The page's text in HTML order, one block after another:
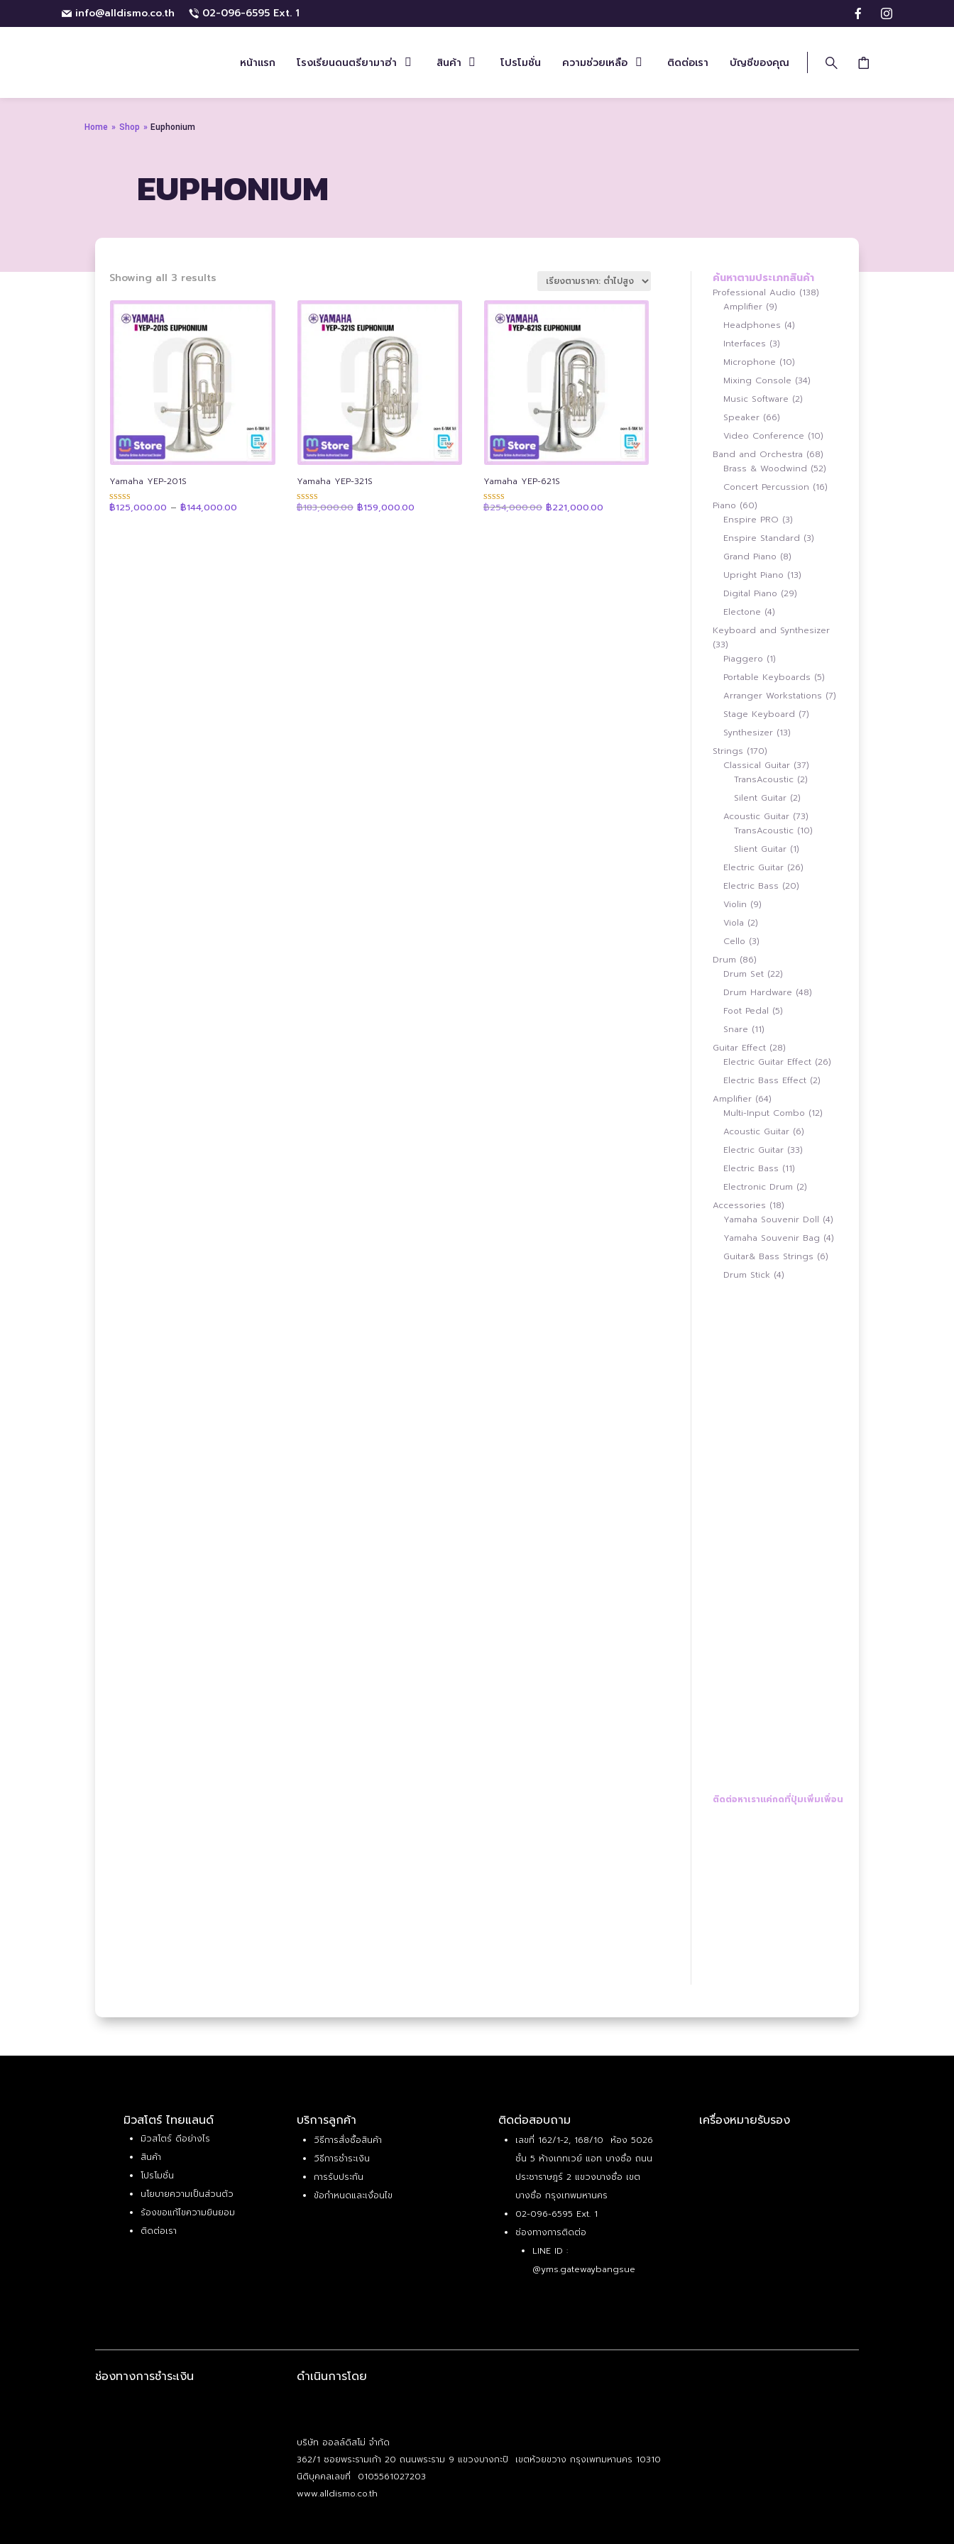
info@alldismo.co.th 02-096-6595 Ext. 1
หน้าแรก โรงเรียนดนตรียามาฮ่า สินค้า โปรโมชั่น ความช่วยเหลือ ติดต่อเรา บัญชีของคุณ
Home » Shop » Euphonium
EUPHONIUM
Showing all 3 results
price:
high
Yamaha YEP-201S
ให้คะแนน
฿125,000.00 – ฿144,000.00
Yamaha YEP-321S
ให้คะแนน
฿183,000.00 Original
price
฿159,000.00Current
Yamaha YEP-621S
ให้คะแนน
฿254,000.00 Original
price
฿221,000.00
ค้นหาตามประเภทสินค้า
Professional Audio 138138
Amplifier 99
สินค้า
Headphones 44
Interfaces 33
สินค้า
Microphone 1010
สินค้า
Mixing Console 3434
Music Software 22
Speaker 6666
Video Conference 1010
สินค้า
Band and Orchestra 6868
สินค้า
Brass & Woodwind 5252
สินค้า
Concert Percussion 1616
Piano 6060
สินค้า
Enspire PRO 33
สินค้า
Enspire Standard 33
Grand Piano 88
สินค้า
Upright Piano 1313
Digital Piano 2929
Electone 44
สินค้า
Keyboard and Synthesizer
3333
สินค้า
Piaggero 11
สินค้า
Portable Keyboards 55
สินค้า
Arranger Workstations 77
Stage Keyboard 77
Synthesizer 1313
Strings 170170
สินค้า
Classical Guitar 3737
สินค้า
TransAcoustic 22
Silent Guitar 22
สินค้า
Acoustic Guitar 7373
สินค้า
TransAcoustic 1010
Slient Guitar 11
สินค้า
Electric Guitar 2626
Electric Bass 2020
Violin 99
Viola 22
สินค้า
Cello 33
Drum 8686
สินค้า
Drum Set 2222
สินค้า
Drum Hardware 4848
Foot Pedal 55
Snare 1111
สินค้า
Guitar Effect 2828
สินค้า
Electric Guitar Effect 2626
Electric Bass Effect 22
Amplifier 6464
สินค้า
Multi-Input Combo 1212
Acoustic Guitar 66
สินค้า
Electric Guitar 3333
Electric Bass 1111
สินค้า
Electronic Drum 22
Accessories 1818
สินค้า
Yamaha Souvenir Doll 44
สินค้า
Yamaha Souvenir Bag 44
Guitar& Bass Strings 66
Drum Stick 44
ติดต่อหาเราแค่กดที่ปุ่มเพิ่มเพื่อน
มิวสโตร์ ไทยแลนด์
มิวสโตร์ ดีอย่างไร
สินค้า
โปรโมชั่น
นโยบายความเป็นส่วนตัว
ร้องขอแก้ไขความยินยอม
ติดต่อเรา
บริการลูกค้า
วิธีการสั่งซื้อสินค้า
วิธีการชำระเงิน
การรับประกัน
ข้อกำหนดและเงื่อนไข
ติดต่อสอบถาม
เลขที่ 162/1-2, 168/10 ห้อง 5026
ชั้น 5 ห้างเกทเวย์ แอท บางซื่อ ถนน
ประชาราษฎร์ 2 แขวงบางซื่อ เขต
บางซื่อ กรุงเทพมหานคร
02-096-6595 Ext. 1
ช่องทางการติดต่อ
LINE ID :
@yms.gatewaybangsue
เครื่องหมายรับรอง
ช่องทางการชำระเงิน ดำเนินการโดย
บริษัท ออลล์ดิสโม่ จำกัด
362/1 ซอยพระรามเก้า 20 ถนนพระราม 9 แขวงบางกะปิ เขตห้วยขวาง กรุงเพทมหานคร 10310
นิติบุคคลเลขที่ 0105561027203
www.alldismo.co.th